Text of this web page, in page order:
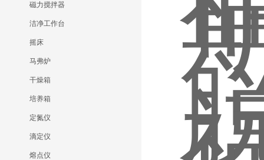
磁力搅拌器
洁净工作台
摇床
马弗炉
干燥箱
培养箱
定氮仪
滴定仪
熔点仪